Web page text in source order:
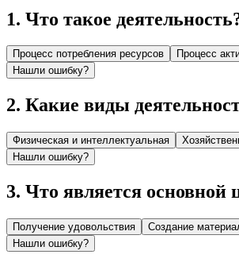
1. Что такое
Процесс потребления ресурсов
Процесс
Нашли ошибку?
2. Какие виды
Физическая и интеллектуальная
Нашли ошибку?
3. Что является основной
Получение удовольствия Создание
Нашли ошибку?